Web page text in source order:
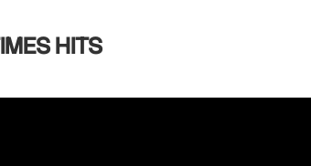
HITS